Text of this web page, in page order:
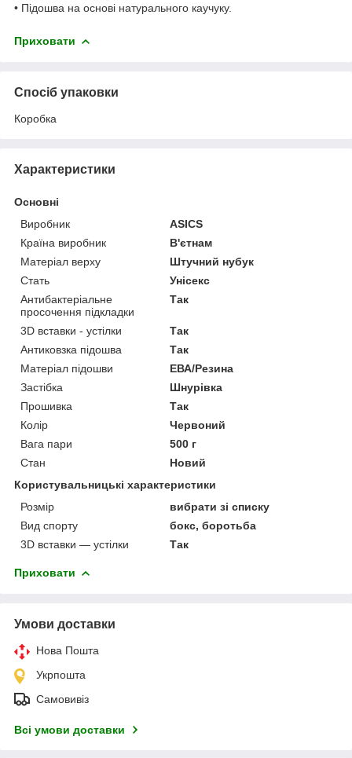
• Підошва на основі натурального каучуку.
Приховати
Спосіб упаковки
Коробка
Характеристики
Основні
Виробник
ASICS
Країна виробник
В'єтнам
Матеріал верху
Штучний нубук
Стать
Унісекс
Антибактеріальне
просочення підкладки
Так
3D вставки - устілки
Так
Антиковзка підошва
Так
Матеріал підошви
ЕВА/Резина
Застібка
Шнурівка
Прошивка
Так
Колір
Червоний
Вага пари
500 г
Стан
Новий
Користувальницькі характеристики
Розмір
вибрати зі списку
Вид спорту
бокс, боротьба
3D вставки — устілки
Так
Приховати
Умови доставки
Нова Пошта
Укрпошта
Самовивіз
Всі умови доставки